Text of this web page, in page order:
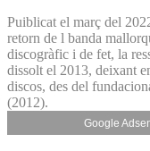
Puiblicat el març del
retorn de l banda
discogràfic i de fet, la
dissolt el 2013, deixant
discos, des del
(2012).
Google